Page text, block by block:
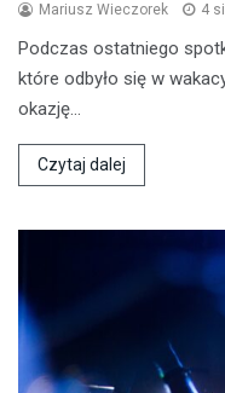
Mariusz Wieczorek 4
Podczas ostatniego
które odbyło się w
okazję…
Czytaj dalej